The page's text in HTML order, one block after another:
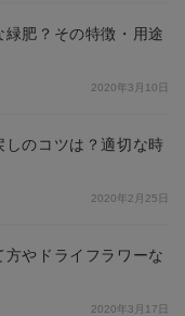
緑肥？その特徴・用途
2020年3月10日
のコツは？適切な時
2020年2月25日
やドライフラワーな
2020年3月17日